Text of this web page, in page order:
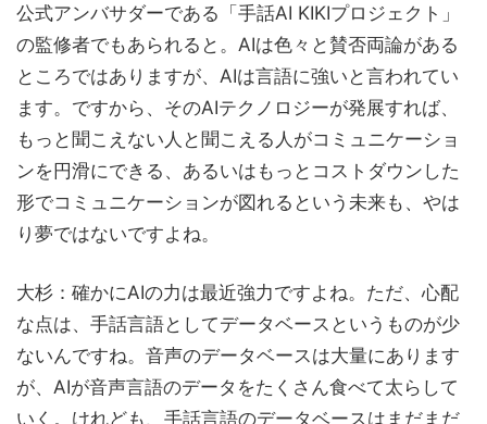
公式アンバサダーである「手話AI KIKIプロジェクト」
の監修者でもあられると。AIは色々と賛否両論がある
ところではありますが、AIは言語に強いと言われてい
ます。ですから、そのAIテクノロジーが発展すれば、
もっと聞こえない人と聞こえる人がコミュニケーショ
ンを円滑にできる、あるいはもっとコストダウンした
形でコミュニケーションが図れるという未来も、やは
り夢ではないですよね。
大杉：確かにAIの力は最近強力ですよね。ただ、心配
な点は、手話言語としてデータベースというものが少
ないんですね。音声のデータベースは大量にあります
が、AIが音声言語のデータをたくさん食べて太らして
いく。けれども、手話言語のデータベースはまだまだ